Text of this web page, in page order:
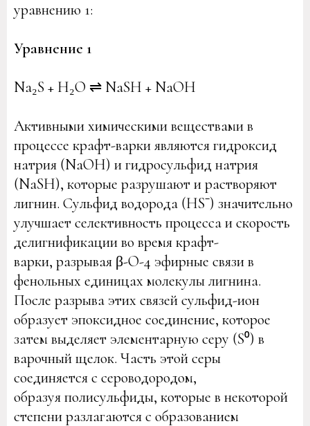
уравнению 1:
Уравнение 1
Na₂S + H₂O ⇌ NaSH + NaOH
Активными химическими веществами в
процессе крафт-варки являются гидроксид
натрия (NaOH) и гидросульфид натрия
(NaSH), которые разрушают и растворяют
лигнин. Сульфид водорода (HS⁻) значительно
улучшает селективность процесса и скорость
делигнификации во время крафт-
варки, разрывая β-O-4 эфирные связи в
фенольных единицах молекулы лигнина.
После разрыва этих связей сульфид-ион
образует эпоксидное соединение, которое
затем выделяет элементарную серу (S⁰) в
варочный щелок. Часть этой серы
соединяется с сероводородом,
образуя полисульфиды, которые в некоторой
степени разлагаются с образованием